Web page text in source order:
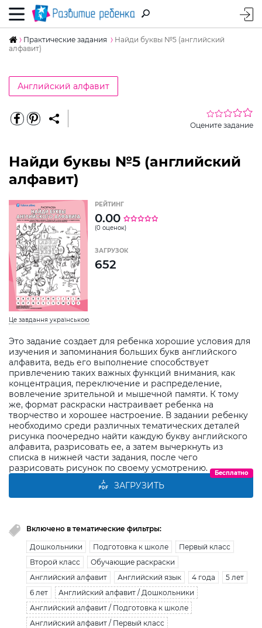
Практические задания
Найди буквы №5 (английский
алфавит)
Английский алфавит
Оцените задание
Найди буквы №5 (английский
алфавит)
Це завдання українською
Это задание создает для ребенка хорошие условия для
изучения и запоминания больших букв английского
алфавита, ведь его выполнение способствует
привлечению таких важных функций внимания, как
концентрация, переключение и распределение,
вовлечение зрительной и мышечной памяти. К тому
же, формат раскраски настраивает ребенка на
творчество и хорошее настроение. В задании ребенку
необходимо среди различных тематических деталей
рисунка поочередно найти каждую букву английского
алфавита, разрисовать ее, а затем вычеркнуть из
списка в нижней части задания, после чего
разрисовать рисунок по своему усмотрению.
РЕЙТИНГ
0.00
(0 оценок)
ЗАГРУЗОК
652
ЗАГРУЗИТЬ
Бесплатно
Включено в тематические фильтры:
Дошкольники Подготовка к школе
Первый класс
Второй класс
Обучающие раскраски
Английский алфавит
Английский язык 4 года
5 лет
6 лет
Английский алфавит / Дошкольники
Английский алфавит / Подготовка к школе
Английский алфавит / Первый класс